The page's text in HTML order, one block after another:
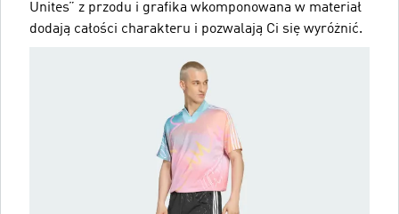
Unites” z przodu i grafika wkomponowana w materiał
dodają całości charakteru i pozwalają Ci się wyróżnić.